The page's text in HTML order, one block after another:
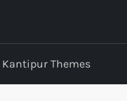
Kantipur Themes